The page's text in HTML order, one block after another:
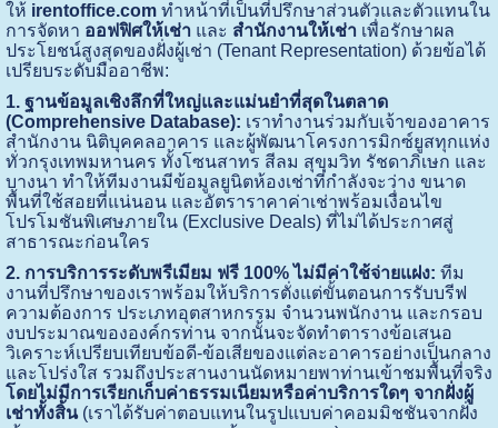
ให้ irentoffice.comทำหน้าที่เป็นที่ปรึกษาส่วนตัวและตัวแทนใน
การจัดหา ออฟฟิศให้เช่าและ สำนักงานให้เช่าเพื่อรักษาผล
ประโยชน์สูงสุดของฝั่งผู้เช่า (Tenant Representation) ด้วยข้อได้
เปรียบระดับมืออาชีพ:
1. ฐานข้อมูลเชิงลึกที่ใหญ่และแม่นยำที่สุดในตลาด
(Comprehensive Database): เราทำงานร่วมกับเจ้าของอาคาร
สำนักงาน นิติบุคคลอาคาร และผู้พัฒนาโครงการมิกซ์ยูสทุกแห่ง
ทั่วกรุงเทพมหานคร ทั้งโซนสาทร สีลม สุขุมวิท รัชดาภิเษก และ
บางนา ทำให้ทีมงานมีข้อมูลยูนิตห้องเช่าที่กำลังจะว่าง ขนาด
พื้นที่ใช้สอยที่แน่นอน และอัตราราคาค่าเช่าพร้อมเงื่อนไข
โปรโมชันพิเศษภายใน (Exclusive Deals) ที่ไม่ได้ประกาศสู่
สาธารณะก่อนใคร
2. การบริการระดับพรีเมียม ฟรี 100% ไม่มีค่าใช้จ่ายแฝง: ทีม
งานที่ปรึกษาของเราพร้อมให้บริการตั่งแต่ขั้นตอนการรับบรีฟ
ความต้องการ ประเภทอุตสาหกรรม จำนวนพนักงาน และกรอบ
งบประมาณขององค์กรท่าน จากนั้นจะจัดทำตารางข้อเสนอ
วิเคราะห์เปรียบเทียบข้อดี-ข้อเสียของแต่ละอาคารอย่างเป็นกลาง
และโปร่งใส รวมถึงประสานงานนัดหมายพาท่านเข้าชมพื้นที่จริง
โดยไม่มีการเรียกเก็บค่าธรรมเนียมหรือค่าบริการใดๆ จากฝั่งผู้
เช่าทั้งสิ้น(เราได้รับค่าตอบแทนในรูปแบบค่าคอมมิชชันจากฝั่ง